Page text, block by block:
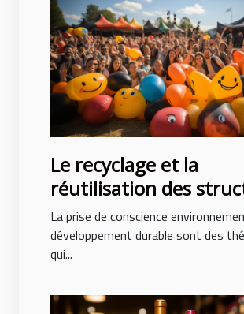
Le recyclage et la
réutilisation des
gonflables après des
événements
La prise de conscience
développement durable sont des
qui...